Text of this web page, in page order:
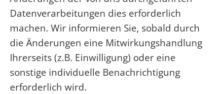
Datenverarbeitungen dies erforderlich
machen. Wir informieren Sie, sobald durch
die Änderungen eine Mitwirkungshandlung
Ihrerseits (z.B. Einwilligung) oder eine
sonstige individuelle Benachrichtigung
erforderlich wird.